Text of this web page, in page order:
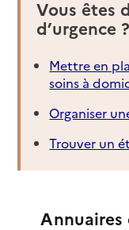
Vous êtes
d’urgence ?
Mettre en
soins à
Organiser
Trouver un